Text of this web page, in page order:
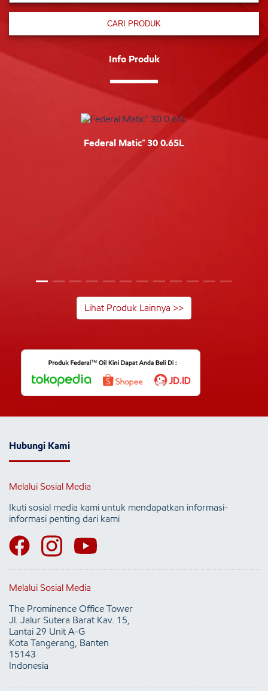
CARI PRODUK
Info Produk
Federal Matic™ 30 0.65L
Lihat Produk Lainnya >>
Hubungi Kami
Melalui Sosial Media
Ikuti sosial media kami untuk mendapatkan informasi-
informasi penting dari kami
Melalui Sosial Media
The Prominence Office Tower
Jl. Jalur Sutera Barat Kav. 15,
Lantai 29 Unit A-G
Kota Tangerang, Banten
15143
Indonesia